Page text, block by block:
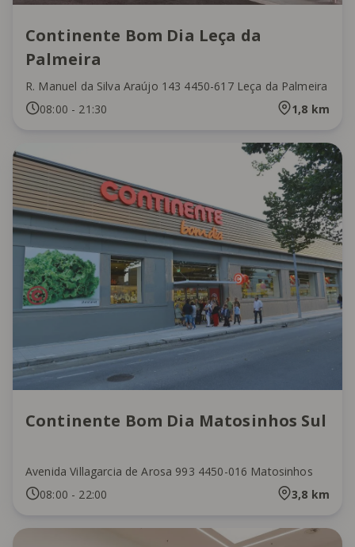
Continente Bom Dia Leça da
Palmeira
R. Manuel da Silva Araújo 143 4450-617 Leça da Palmeira
08:00 - 21:30 1,8 km
Continente Bom Dia Matosinhos Sul
Avenida Villagarcia de Arosa 993 4450-016 Matosinhos
08:00 - 22:00 3,8 km